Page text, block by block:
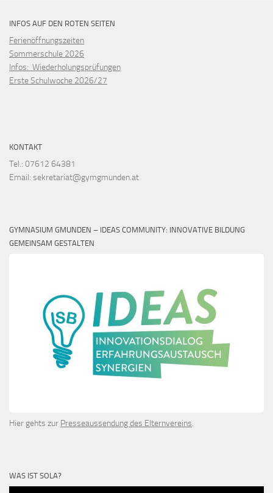
INFOS AUF DEN ROTEN SEITEN
Ferienöffnungszeiten
Sommerschule 2026
Infos: Wiederholungsprüfungen
Erste Schulwoche 2026/27
KONTAKT
Tel.: 07612 64381
Email: sekretariat@gymgmunden.at
GYMNASIUM GMUNDEN – IDEAS COMMUNITY: INNOVATIVE BILDUNG
GEMEINSAM GESTALTEN
Hier gehts zur Presseaussendung des Elternvereins.
WAS IST SOLA?